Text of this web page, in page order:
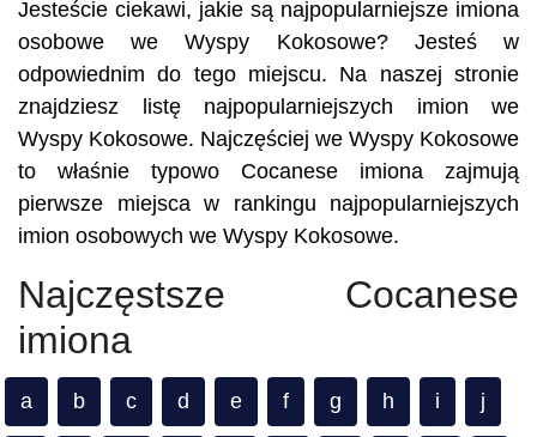
Jesteście ciekawi, jakie są najpopularniejsze imiona
osobowe we Wyspy Kokosowe? Jesteś w
odpowiednim do tego miejscu. Na naszej stronie
znajdziesz listę najpopularniejszych imion we
Wyspy Kokosowe. Najczęściej we Wyspy Kokosowe
to właśnie typowo Cocanese imiona zajmują
pierwsze miejsca w rankingu najpopularniejszych
imion osobowych we Wyspy Kokosowe.
Najczęstsze Cocanese
imiona
a b c d e f g h i j